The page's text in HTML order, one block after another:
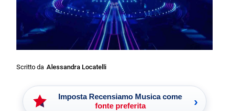
Scritto da Alessandra Locatelli
Imposta Recensiamo Musica come
fonte preferita
›